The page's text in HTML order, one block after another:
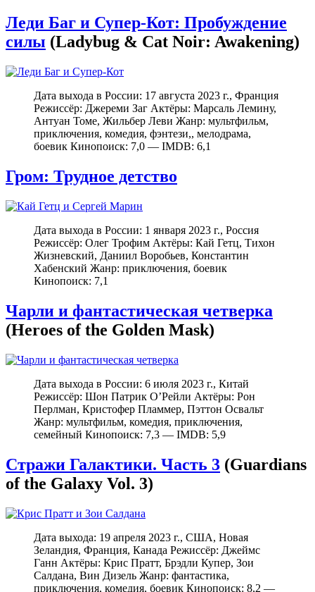
Леди Баг и Супер-Кот: Пробуждение
силы (Ladybug & Cat Noir: Awakening)
Дата выхода в России: 17 августа 2023 г., Франция
Режиссёр: Джереми Заг Актёры: Марсаль Лемину,
Антуан Томе, Жильбер Леви Жанр: мультфильм,
приключения, комедия, фэнтези,, мелодрама,
боевик Кинопоиск: 7,0 — IMDB: 6,1
Гром: Трудное детство
Дата выхода в России: 1 января 2023 г., Россия
Режиссёр: Олег Трофим Актёры: Кай Гетц, Тихон
Жизневский, Даниил Воробьев, Константин
Хабенский Жанр: приключения, боевик
Кинопоиск: 7,1
Чарли и фантастическая четверка
(Heroes of the Golden Mask)
Дата выхода в России: 6 июля 2023 г., Китай
Режиссёр: Шон Патрик О’Рейли Актёры: Рон
Перлман, Кристофер Пламмер, Пэттон Освальт
Жанр: мультфильм, комедия, приключения,
семейный Кинопоиск: 7,3 — IMDB: 5,9
Стражи Галактики. Часть 3 (Guardians
of the Galaxy Vol. 3)
Дата выхода: 19 апреля 2023 г., США, Новая
Зеландия, Франция, Канада Режиссёр: Джеймс
Ганн Актёры: Крис Пратт, Брэдли Купер, Зои
Салдана, Вин Дизель Жанр: фантастика,
приключения, комедия, боевик Кинопоиск: 8,2 —